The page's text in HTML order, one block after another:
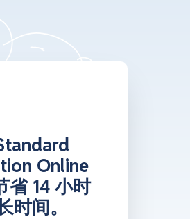
Online
省 14 小时
时间。